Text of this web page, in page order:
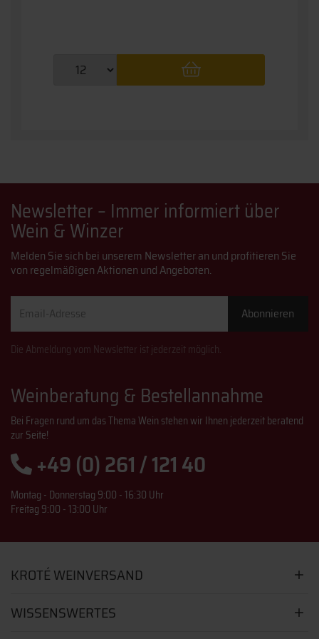
Newsletter – Immer informiert über
Wein & Winzer
Melden Sie sich bei unserem Newsletter an und profitieren Sie
von regelmäßigen Aktionen und Angeboten.
Adresse
Abonnieren
Die Abmeldung vom Newsletter ist jederzeit möglich.
Weinberatung & Bestellannahme
Bei Fragen rund um das Thema Wein stehen wir Ihnen jederzeit beratend
zur Seite!
+49 (0) 261 / 121 40
Montag - Donnerstag 9:00 - 16:30 Uhr
Freitag 9:00 - 13:00 Uhr
KROTÉ WEINVERSAND
WISSENSWERTES